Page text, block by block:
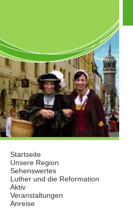
Startseite
Unsere Region
Sehenswertes
Luther und die Reformation
Aktiv
Veranstaltungen
Anreise